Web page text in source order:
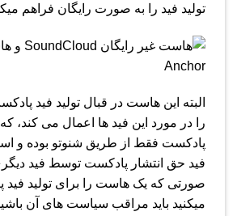
تولید فید را به صورت رایگان فراهم
البته این هاست در قبال تولید فید
را در مورد این فید ها اعمال می کند،
پادکست فقط از طریق شنوتو بوده و
فید حق انتشار پادکست توسط فید دیگری
صورتی که یک هاست را برای تولید فید
میکنید باید مراقب سیاست های آن